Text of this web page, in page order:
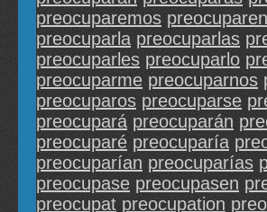
preocuparemos preocuparen
preocuparla preocuparlas
preocuparles preocuparlo
preocuparme preocuparnos
preocuparos preocuparse
preocupará preocuparán
preocuparé preocuparía
preocuparían preocuparías
preocupase preocupasen
preocupat preocupation